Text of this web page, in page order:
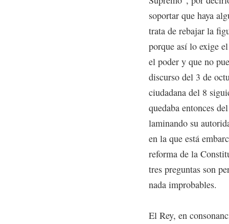
soportar que haya
trata de rebajar la
porque así lo exige
el poder y que no
discurso del 3 de
ciudadana del 8
quedaba entonces
laminando su
en la que está
reforma de la
tres preguntas son
nada improbables.
El Rey, en